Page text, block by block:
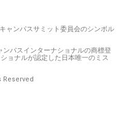
ャンパスサミット委員会のシンボル
パスインターナショナルの商標登
ョナルが認定した日本唯一のミス
Reserved